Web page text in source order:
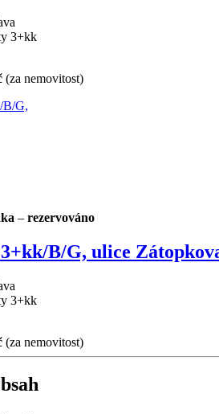
3+kk
(za nemovitost)
– rezervováno
B/G, ulice
3+kk
(za nemovitost)